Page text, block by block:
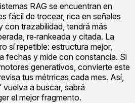
RAG se encuentran en
fácil de trocear, rica en señales
con trazabilidad, tendrá más
re‑rankeada y citada. La
sí repetible: estructura mejor,
fechas y mide con constancia. Si
generativos, convierte este
tus métrricas cada mes. Así,
vuelva a buscar, sabrá
el mejor fragmento.